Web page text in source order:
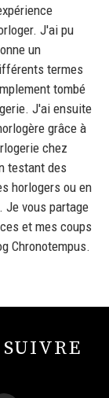
J'ai pu
un
termes
tombé
J'ai ensuite
grâce à
chez
testant des
horlogers ou en
vous partage
et mes coups
Chronotempus.